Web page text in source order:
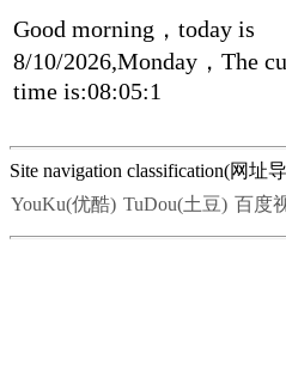
Good morning，today is
8/10/2026,Monday，The
time is:08:05:1
Site navigation classification(网址
YouKu(优酷) TuDou(土豆) 百度